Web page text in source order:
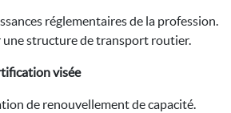
réglementaires de la profession.
une structure de transport routier.
visée
de renouvellement de capacité.